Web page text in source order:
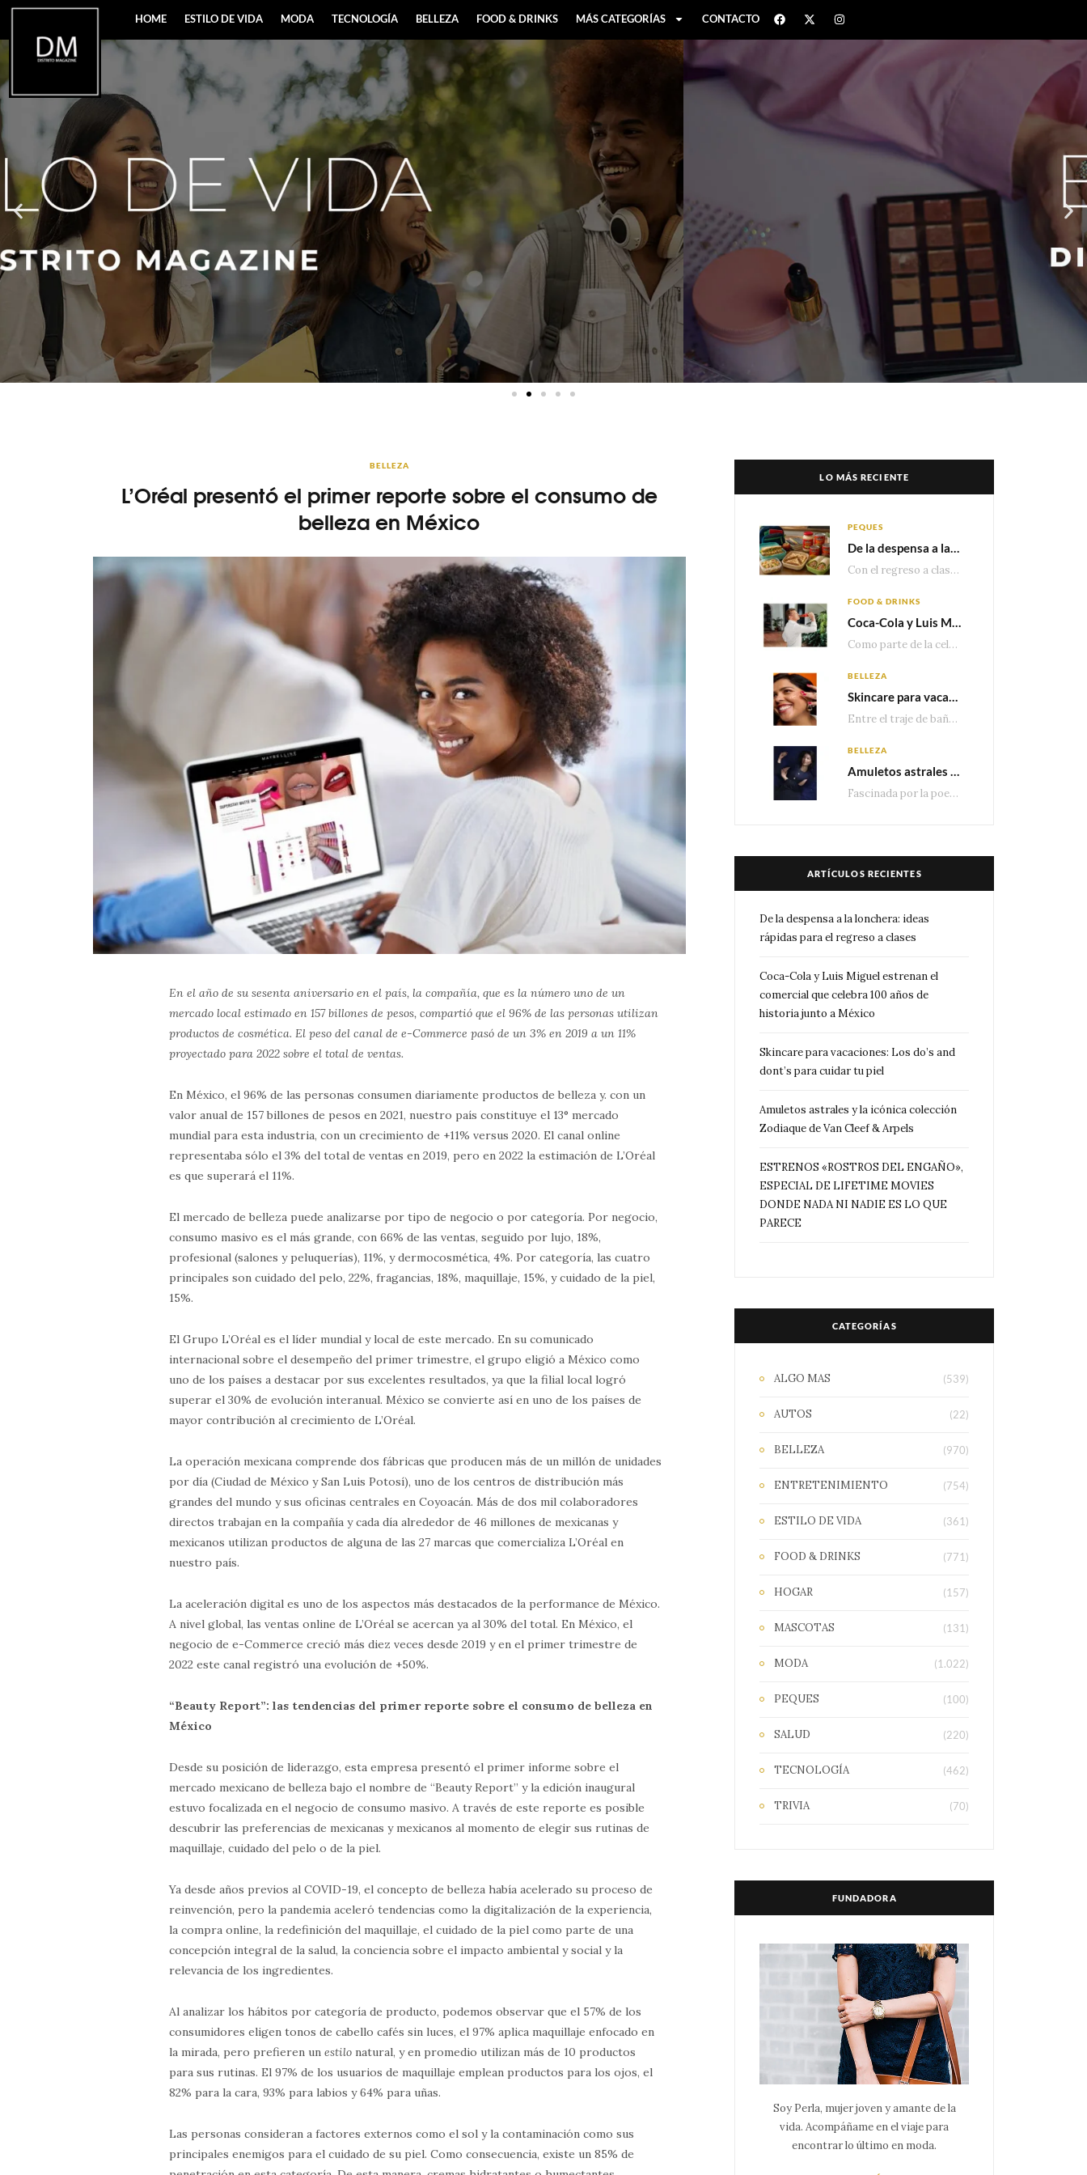
HOME ESTILO DE VIDA MODA TECNOLOGÍA BELLEZA FOOD & DRINKS MÁS CATEGORÍAS CONTACTO
BELLEZA
L’Oréal presentó el primer reporte sobre el consumo de
belleza en México
En el año de su sesenta aniversario en el país, la compañía, que es la número uno de un
mercado local estimado en 157 billones de pesos, compartió que el 96% de las personas utilizan
productos de cosmética. El peso del canal de e-Commerce pasó de un 3% en 2019 a un 11%
proyectado para 2022 sobre el total de ventas.
En México, el 96% de las personas consumen diariamente productos de belleza y. con un
valor anual de 157 billones de pesos en 2021, nuestro país constituye el 13° mercado
mundial para esta industria, con un crecimiento de +11% versus 2020. El canal online
representaba sólo el 3% del total de ventas en 2019, pero en 2022 la estimación de L’Oréal
es que superará el 11%.
El mercado de belleza puede analizarse por tipo de negocio o por categoría. Por negocio,
consumo masivo es el más grande, con 66% de las ventas, seguido por lujo, 18%,
profesional (salones y peluquerías), 11%, y dermocosmética, 4%. Por categoría, las cuatro
principales son cuidado del pelo, 22%, fragancias, 18%, maquillaje, 15%, y cuidado de la piel,
15%.
El Grupo L’Oréal es el líder mundial y local de este mercado. En su comunicado
internacional sobre el desempeño del primer trimestre, el grupo eligió a México como
uno de los países a destacar por sus excelentes resultados, ya que la filial local logró
superar el 30% de evolución interanual. México se convierte así en uno de los países de
mayor contribución al crecimiento de L’Oréal.
La operación mexicana comprende dos fábricas que producen más de un millón de unidades
por día (Ciudad de México y San Luis Potosí), uno de los centros de distribución más
grandes del mundo y sus oficinas centrales en Coyoacán. Más de dos mil colaboradores
directos trabajan en la compañía y cada día alrededor de 46 millones de mexicanas y
mexicanos utilizan productos de alguna de las 27 marcas que comercializa L’Oréal en
nuestro país.
La aceleración digital es uno de los aspectos más destacados de la performance de México.
A nivel global, las ventas online de L’Oréal se acercan ya al 30% del total. En México, el
negocio de e-Commerce creció más diez veces desde 2019 y en el primer trimestre de
2022 este canal registró una evolución de +50%.
“Beauty Report”: las tendencias del primer reporte sobre el consumo de belleza en
México
Desde su posición de liderazgo, esta empresa presentó el primer informe sobre el
mercado mexicano de belleza bajo el nombre de “Beauty Report” y la edición inaugural
estuvo focalizada en el negocio de consumo masivo. A través de este reporte es posible
descubrir las preferencias de mexicanas y mexicanos al momento de elegir sus rutinas de
maquillaje, cuidado del pelo o de la piel.
Ya desde años previos al COVID-19, el concepto de belleza había acelerado su proceso de
reinvención, pero la pandemia aceleró tendencias como la digitalización de la experiencia,
la compra online, la redefinición del maquillaje, el cuidado de la piel como parte de una
concepción integral de la salud, la conciencia sobre el impacto ambiental y social y la
relevancia de los ingredientes.
Al analizar los hábitos por categoría de producto, podemos observar que el 57% de los
consumidores eligen tonos de cabello cafés sin luces, el 97% aplica maquillaje enfocado en
la mirada, pero prefieren unestilo natural, y en promedio utilizan más de 10 productos
para sus rutinas. El 97% de los usuarios de maquillaje emplean productos para los ojos, el
82% para la cara, 93% para labios y 64% para uñas.
Las personas consideran a factores externos como el sol y la contaminación como sus
principales enemigos para el cuidado de su piel. Como consecuencia, existe un 85% de
LO MÁS RECIENTE
PEQUES
De la despensa a la lonchera: ideas rápidas para el regreso a clases
Con el regreso a clases cada vez más cerca, las familias comienzan a reorganizar horarios,…
FOOD & DRINKS
Coca-Cola y Luis Miguel estrenan el comercial que celebra 100 años de historia junto a México
Como parte de la celebración por sus primeros 100 años enMéxico, Coca-Cola presenta hoy el…
BELLEZA
Skincare para vacaciones: Los do’s and dont’s para cuidar tu piel
Entre el traje de baño, las sandalias, los lentes de sol y los looks que…
BELLEZA
Amuletos astrales y la icónica colección Zodiaque de Van Cleef & Arpels
Fascinada por la poesía de las estrellas, la Maison Van Cleef & Arpels celebra la llegada de las…
ARTÍCULOS RECIENTES
De la despensa a la lonchera: ideas
rápidas para el regreso a clases
Coca-Cola y Luis Miguel estrenan el
comercial que celebra 100 años de
historia junto a México
Skincare para vacaciones: Los do’s and
dont’s para cuidar tu piel
Amuletos astrales y la icónica colección
Zodiaque de Van Cleef & Arpels
ESTRENOS «ROSTROS DEL ENGAÑO»,
ESPECIAL DE LIFETIME MOVIES
DONDE NADA NI NADIE ES LO QUE
PARECE
CATEGORÍAS
ALGO MAS (539)
AUTOS (22)
BELLEZA (970)
ENTRETENIMIENTO (754)
ESTILO DE VIDA (361)
FOOD & DRINKS (771)
HOGAR (157)
MASCOTAS (131)
MODA (1.022)
PEQUES (100)
SALUD (220)
TECNOLOGÍA (462)
TRIVIA (70)
FUNDADORA
Soy Perla, mujer joven y amante de la
vida. Acompáñame en el viaje para
encontrar lo último en moda.